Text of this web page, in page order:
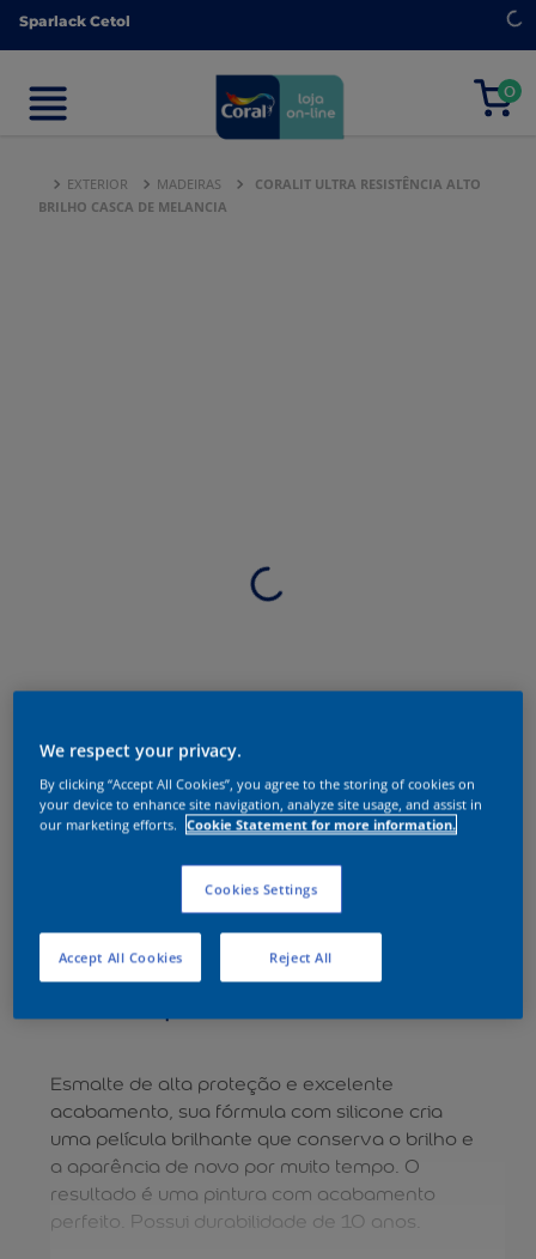
Sparlack Cetol
0
Sparlack Cetol
0
EXTERIOR MADEIRAS
CORALIT ULTRA RESISTÊNCIA ALTO
BRILHO CASCA DE MELANCIA
Esmalte de alta proteção e excelente
acabamento, sua fórmula com silicone cria
uma película brilhante que conserva o brilho e
a aparência de novo por muito tempo. O
resultado é uma pintura com acabamento
perfeito. Possui durabilidade de 10 anos.
We respect your privacy.
By clicking “Accept All Cookies”, you agree to the storing of cookies on
your device to enhance site navigation, analyze site usage, and assist in
our marketing efforts.
Cookie Statement for more information.
Cookies Settings
Reject All
Accept All Cookies